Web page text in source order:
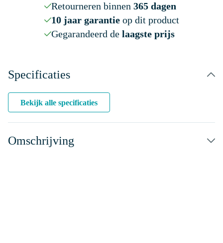
Retourneren binnen 365 dagen
10 jaar garantieop dit product
Gegarandeerd de laagste prijs
Specificaties
Bekijk alle specificaties
Omschrijving